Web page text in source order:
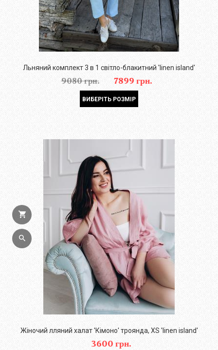
Льняний комплект 3 в 1 світло-блакитний 'linen island'
9080 грн. 7899 грн.
ВИБЕРІТЬ РОЗМІР
Жіночий лляний халат 'Кімоно' троянда, XS 'linen island'
3600 грн.